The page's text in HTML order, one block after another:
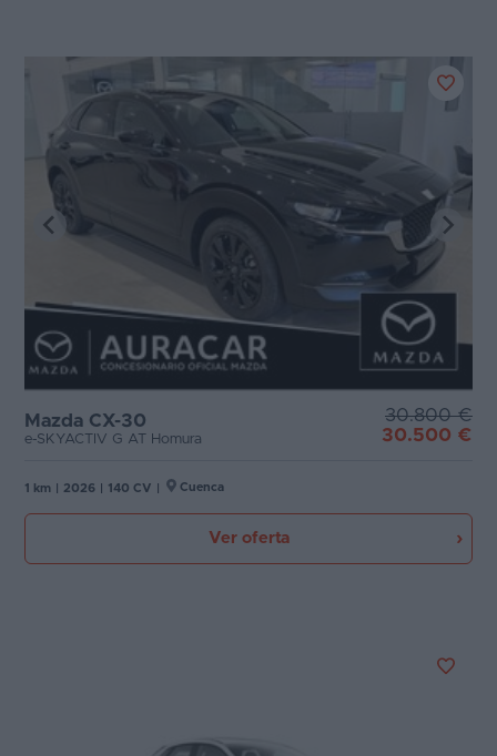
Mazda CX-30
e-SKYACTIV G AT Homura
30.800 €
30.500 €
1 km 2026 140 CV Cuenca
Ver oferta